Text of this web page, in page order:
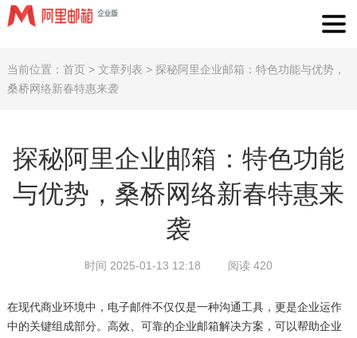
当前位置： 首页> 文章列表 > 探秘阿里企业邮箱：特色功能与优势，
桑桥网络新春特惠来袭
探秘阿里企业邮箱：特色功能
与优势，桑桥网络新春特惠来
袭
时间 2025-01-13 12:18 阅读 420
在现代商业环境中，电子邮件不仅仅是一种沟通工具，更是企业运作
中的关键组成部分。高效、可靠的企业邮箱解决方案，可以帮助企业